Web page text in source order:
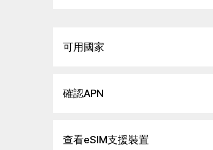
可用國家
確認APN
查看eSIM支援裝置